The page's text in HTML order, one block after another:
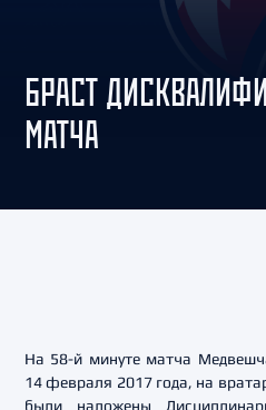
БРАСТ
МАТЧА
На 58-й минуте матча
14 февраля 2017 года, на
были наложены